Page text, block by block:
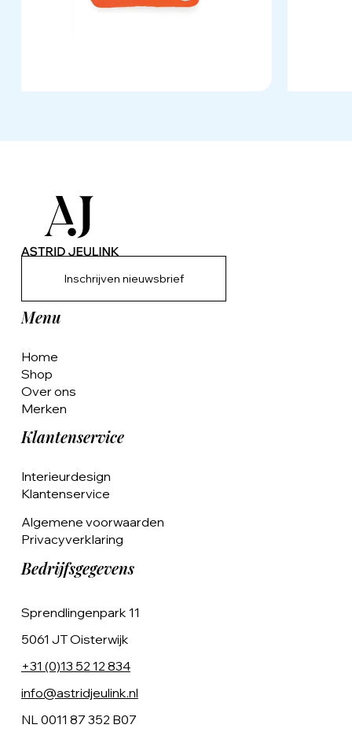
Inschrijven nieuwsbrief
Menu
Home
Shop
Over ons
Merken
Klantenservice
Interieurdesign
Klantenservice
Algemene voorwaarden
Privacyverklaring
Bedrijfsgegevens
Sprendlingenpark 11
5061 JT Oisterwijk
+31 (0)13 52 12 834
info@astridjeulink.nl
NL 0011 87 352 B07